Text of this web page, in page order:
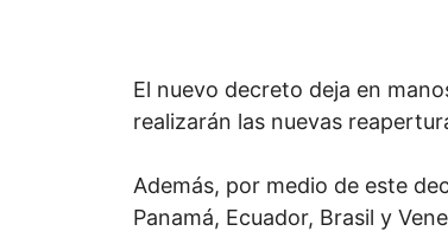
El nuevo decreto deja en
realizarán las nuevas
Además, por medio de este
Panamá, Ecuador, Brasil y